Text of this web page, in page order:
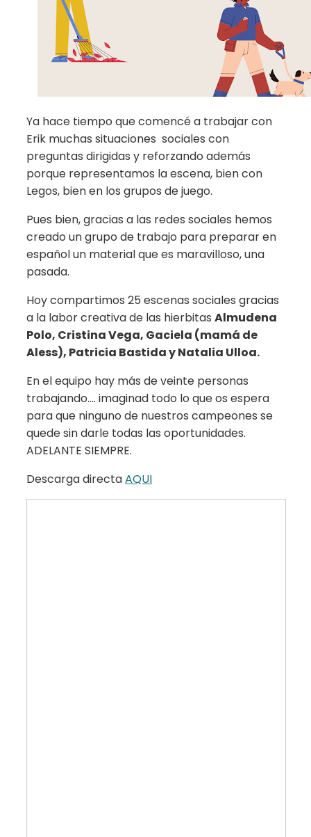
Ya hace tiempo que comencé a trabajar con
Erik muchas situaciones sociales con
preguntas dirigidas y reforzando además
porque representamos la escena, bien con
Legos, bien en los grupos de juego.
Pues bien, gracias a las redes sociales hemos
creado un grupo de trabajo para preparar en
español un material que es maravilloso, una
pasada.
Hoy compartimos 25 escenas sociales gracias
a la labor creativa de las hierbitas Almudena
Polo, Cristina Vega, Gaciela (mamá de
Aless), Patricia Bastida y Natalia Ulloa.
En el equipo hay más de veinte personas
trabajando…. imaginad todo lo que os espera
para que ninguno de nuestros campeones se
quede sin darle todas las oportunidades.
ADELANTE SIEMPRE.
Descarga directaAQUI